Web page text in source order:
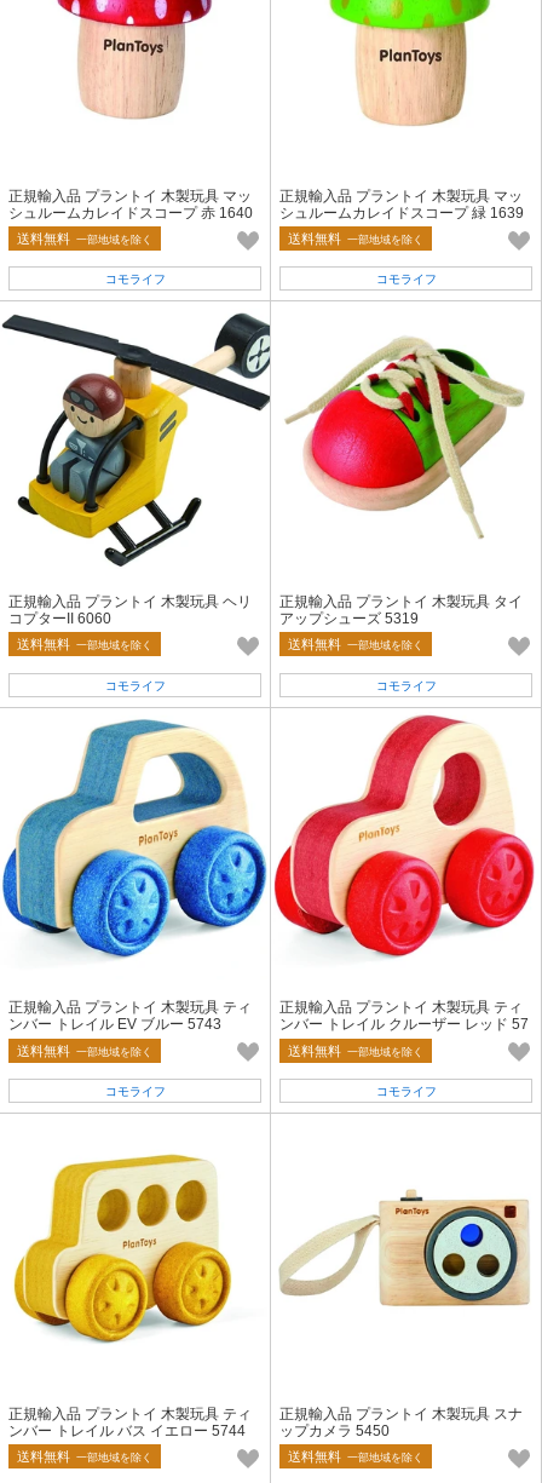
正規輸入品 プラントイ 木製玩具 マッ
シュルームカレイドスコープ 赤 1640
送料無料 一部地域を除く
コモライフ
正規輸入品 プラントイ 木製玩具 マッ
シュルームカレイドスコープ 緑 1639
送料無料 一部地域を除く
コモライフ
正規輸入品 プラントイ 木製玩具 ヘリ
コプターII 6060
送料無料 一部地域を除く
コモライフ
正規輸入品 プラントイ 木製玩具 タイ
アップシューズ 5319
送料無料 一部地域を除く
コモライフ
正規輸入品 プラントイ 木製玩具 ティ
ンバー トレイル EV ブルー 5743
送料無料 一部地域を除く
コモライフ
正規輸入品 プラントイ 木製玩具 ティ
ンバー トレイル クルーザー レッド 57
42
送料無料 一部地域を除く
コモライフ
正規輸入品 プラントイ 木製玩具 ティ
ンバー トレイル バス イエロー 5744
送料無料 一部地域を除く
正規輸入品 プラントイ 木製玩具 スナ
ップカメラ 5450
送料無料 一部地域を除く